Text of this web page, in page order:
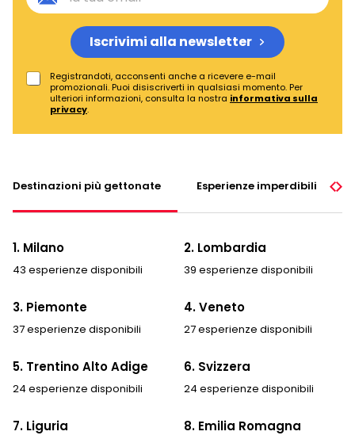
Registrandoti, acconsenti anche a ricevere e-mail
promozionali. Puoi disiscriverti in qualsiasi momento. Per
ulteriori informazioni, consulta la nostra informativa sulla
privacy.
Iscrivimi alla newsletter
Destinazioni più gettonate Esperienze imperdibili
1. Milano
43 esperienze disponibili
2. Lombardia
39 esperienze disponibili
3. Piemonte
37 esperienze disponibili
4. Veneto
27 esperienze disponibili
5. Trentino Alto Adige
24 esperienze disponibili
6. Svizzera
24 esperienze disponibili
7. Liguria 8. Emilia Romagna